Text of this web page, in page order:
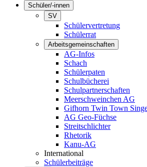
Schüler/-innen
SV
Schülervertretung
Schülerrat
Arbeitsgemeinschaften
AG-Infos
Schach
Schülerpaten
Schulbücherei
Schulpartnerschaften
Meerschweinchen AG
Gifhorn Twin Town
AG Geo-Füchse
Streitschlichter
Rhetorik
Kanu-AG
International
Schülerbeiträge